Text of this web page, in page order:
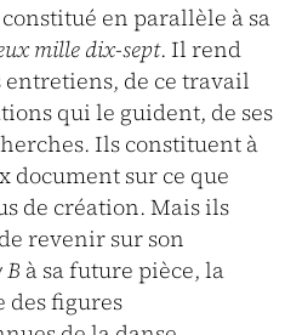
constitué en parallèle à sa
mille dix-sept. Il rend
entretiens, de ce travail
qui le guident, de ses
Ils constituent à
document sur ce que
de création. Mais ils
revenir sur son
à sa future pièce, la
des figures